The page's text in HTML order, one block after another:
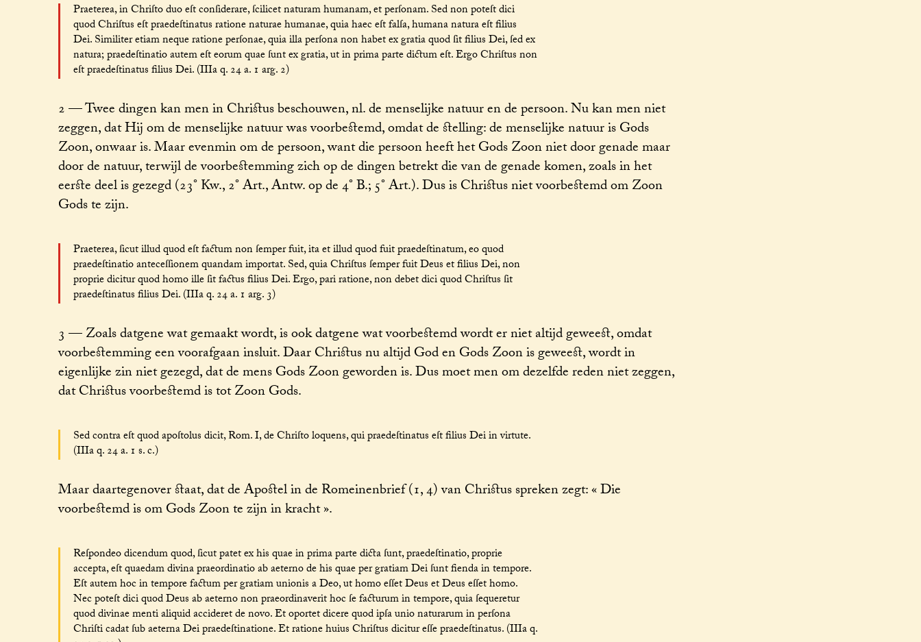
Praeterea, in Chriſto duo eſt conſiderare, ſcilicet naturam humanam, et perſonam. Sed non poteſt dici
quod Chriſtus eſt praedeſtinatus ratione naturae humanae, quia haec eſt falſa, humana natura eſt filius
Dei. Similiter etiam neque ratione perſonae, quia illa perſona non habet ex gratia quod ſit filius Dei, ſed ex
natura; praedeſtinatio autem eſt eorum quae ſunt ex gratia, ut in prima parte dictum eſt. Ergo Chriſtus non
eſt praedeſtinatus filius Dei. (IIIa q. 24 a. 1 arg. 2)
2 — Twee dingen kan men in Christus beschouwen, nl. de menselijke natuur en de persoon. Nu kan men niet
zeggen, dat Hij om de menselijke natuur was voorbestemd, omdat de stelling: de menselijke natuur is Gods
Zoon, onwaar is. Maar evenmin om de persoon, want die persoon heeft het Gods Zoon niet door genade maar
door de natuur, terwijl de voorbestemming zich op de dingen betrekt die van de genade komen, zoals in het
eerste deel is gezegd (23° Kw., 2° Art., Antw. op de 4° B.; 5° Art.). Dus is Christus niet voorbestemd om Zoon
Gods te zijn.
Praeterea, ſicut illud quod eſt factum non ſemper fuit, ita et illud quod fuit praedeſtinatum, eo quod
praedeſtinatio anteceſſionem quandam importat. Sed, quia Chriſtus ſemper fuit Deus et filius Dei, non
proprie dicitur quod homo ille ſit factus filius Dei. Ergo, pari ratione, non debet dici quod Chriſtus ſit
praedeſtinatus filius Dei. (IIIa q. 24 a. 1 arg. 3)
3 — Zoals datgene wat gemaakt wordt, is ook datgene wat voorbestemd wordt er niet altijd geweest, omdat
voorbestemming een voorafgaan insluit. Daar Christus nu altijd God en Gods Zoon is geweest, wordt in
eigenlijke zin niet gezegd, dat de mens Gods Zoon geworden is. Dus moet men om dezelfde reden niet zeggen,
dat Christus voorbestemd is tot Zoon Gods.
Sed contra eſt quod apoſtolus dicit, Rom. I, de Chriſto loquens, qui praedeſtinatus eſt filius Dei in virtute.
(IIIa q. 24 a. 1 s. c.)
Maar daartegenover staat, dat de Apostel in de Romeinenbrief (1, 4) van Christus spreken zegt: « Die
voorbestemd is om Gods Zoon te zijn in kracht ».
Reſpondeo dicendum quod, ſicut patet ex his quae in prima parte dicta ſunt, praedeſtinatio, proprie
accepta, eſt quaedam divina praeordinatio ab aeterno de his quae per gratiam Dei ſunt fienda in tempore.
Eſt autem hoc in tempore factum per gratiam unionis a Deo, ut homo eſſet Deus et Deus eſſet homo.
Nec poteſt dici quod Deus ab aeterno non praeordinaverit hoc ſe facturum in tempore, quia ſequeretur
quod divinae menti aliquid accideret de novo. Et oportet dicere quod ipſa unio naturarum in perſona
Chriſti cadat ſub aeterna Dei praedeſtinatione. Et ratione huius Chriſtus dicitur eſſe praedeſtinatus. (IIIa q.